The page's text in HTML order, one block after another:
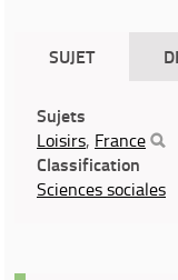
SUJET
Sujets
Loisirs, France
Classification
Sciences sociales